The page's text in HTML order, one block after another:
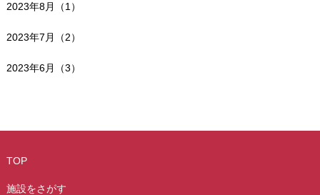
2023年8月（1）
2023年7月（2）
2023年6月（3）
TOP
施設をさがす